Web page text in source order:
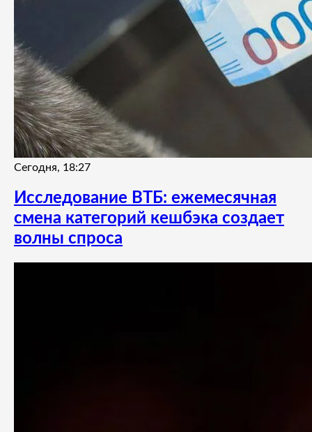
Сегодня, 18:27
Исследование ВТБ: ежемесячная
смена категорий кешбэка создает
волны спроса